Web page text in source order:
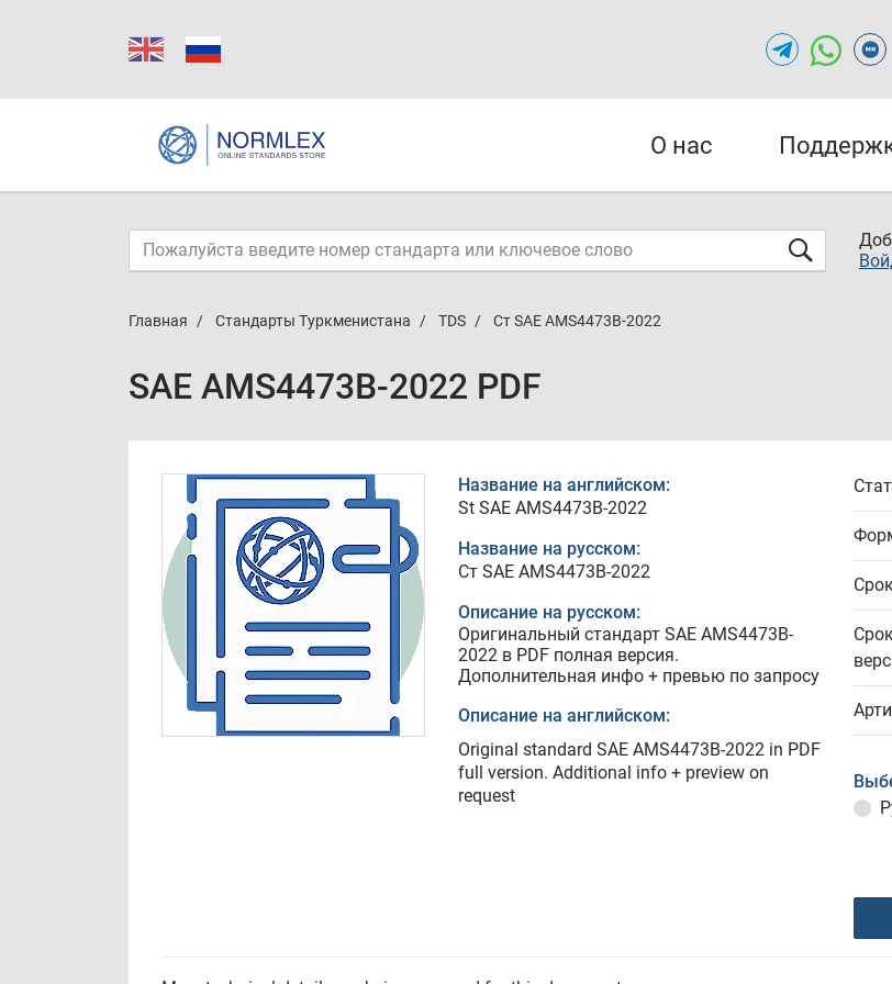
О нас
Главная Стандарты Туркменистана TDS Ст SAE AMS4473B-2022
SAE AMS4473B-2022 PDF
Название на английском:
St SAE AMS4473B-2022
Название на русском:
Ст SAE AMS4473B-2022
Описание на русском:
Оригинальный стандарт SAE AMS4473B-
2022 в PDF полная версия.
Дополнительная инфо + превью по запросу
Описание на английском:
Original standard SAE AMS4473B-2022 in PDF
full version. Additional info + preview on
request